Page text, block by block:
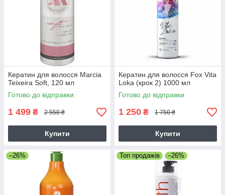
Кератин для волосся Marcia
Teixeira Soft, 120 мл
Готово до відправки
1 499 ₴ 2 550 ₴
Купити
Кератин для волосся Fox Vita
Loka (крок 2) 1000 мл
Готово до відправки
1 250 ₴ 1 750 ₴
Купити
–26% Топ продажів –26%